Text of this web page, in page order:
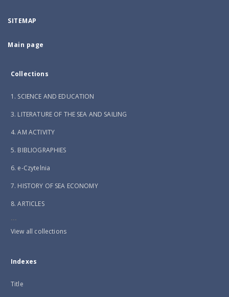
SITEMAP
Main page
Collections
1. SCIENCE AND EDUCATION
3. LITERATURE OF THE SEA AND SAILING
4. AM ACTIVITY
5. BIBLIOGRAPHIES
6. e-Czytelnia
7. HISTORY OF SEA ECONOMY
8. ARTICLES
...
View all collections
Indexes
Title